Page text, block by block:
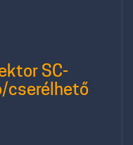
SC-
cserélhető